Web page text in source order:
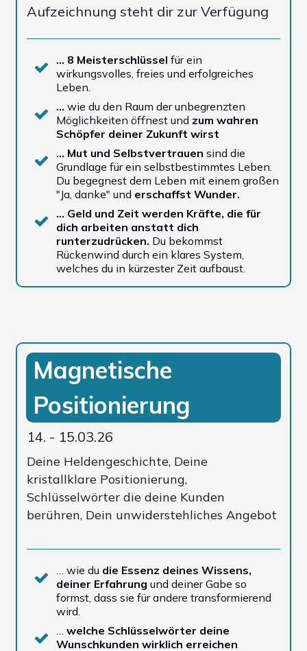
Aufzeichnung steht dir zur Verfügung
… 8 Meisterschlüsselfür ein
wirkungsvolles, freies und erfolgreiches
Leben.
…wie du den Raum der unbegrenzten
Möglichkeiten öffnest und zum wahren
Schöpfer deiner Zukunft wirst
… Mut und Selbstvertrauensind die
Grundlage für ein selbstbestimmtes Leben.
Du begegnest dem Leben mit einem großen
"Ja, danke" und erschaffst Wunder.
… Geld und Zeit werden Kräfte, die für
dich arbeiten anstatt dich
runterzudrücken. Du bekommst
Rückenwind durch ein klares System,
welches du in kürzester Zeit aufbaust.
Magnetische
Positionierung
14. - 15.03.26
Deine Heldengeschichte, Deine
kristallklare Positionierung,
Schlüsselwörter die deine Kunden
berühren, Dein unwiderstehliches Angebot
… wie du die Essenz deines Wissens,
deiner Erfahrung und deiner Gabe so
formst, dass sie für andere transformierend
wird.
welche Schlüsselwörter deine
Wunschkunden wirklich erreichen